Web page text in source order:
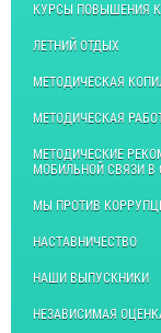
КУРСЫ ПОВЫШЕНИЯ
ЛЕТНИЙ ОТДЫХ
МЕТОДИЧЕСКАЯ
МЕТОДИЧЕСКАЯ
МЕТОДИЧЕСКИЕ
МОБИЛЬНОЙ СВЯЗИ В
МЫ ПРОТИВ
НАСТАВНИЧЕСТВО
НАШИ ВЫПУСКНИКИ
НЕЗАВИСИМАЯ